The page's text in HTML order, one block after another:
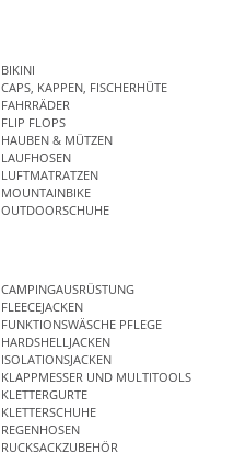
BIKINI
CAPS, KAPPEN, FISCHERHÜTE
FAHRRÄDER
FLIP FLOPS
HAUBEN & MÜTZEN
LAUFHOSEN
LUFTMATRATZEN
MOUNTAINBIKE
OUTDOORSCHUHE
CAMPINGAUSRÜSTUNG
FLEECEJACKEN
FUNKTIONSWÄSCHE PFLEGE
HARDSHELLJACKEN
ISOLATIONSJACKEN
KLAPPMESSER UND MULTITOOLS
KLETTERGURTE
KLETTERSCHUHE
REGENHOSEN
RUCKSACKZUBEHÖR